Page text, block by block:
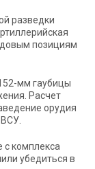
разведки
позициям
мм гаубицы
Расчет
орудия
с комплекса
убедиться в